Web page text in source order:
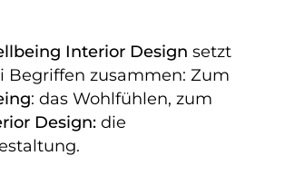
Interior Design setzt
Begriffen zusammen: Zum
: das Wohlfühlen, zum
Design: die